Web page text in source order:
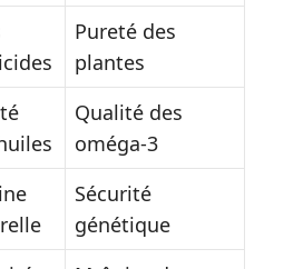
Pureté des
plantes
Qualité des
oméga-3
Sécurité
génétique